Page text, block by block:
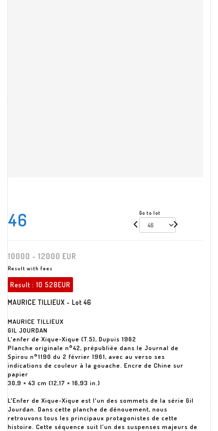
46 Go to lot
10000 - 12000 EUR
Result with fees
Result : 10 528EUR
MAURICE TILLIEUX - Lot 46
MAURICE TILLIEUX
GIL JOURDAN
L'enfer de Xique-Xique (T.5), Dupuis 1962
Planche originale n°42, prépubliée dans le Journal de
Spirou n°1190 du 2 février 1961, avec au verso ses
indications de couleur à la gouache. Encre de Chine sur
papier
30,9 × 43 cm (12,17 × 16,93 in.)
L'Enfer de Xique-Xique est l'un des sommets de la série Gil
Jourdan. Dans cette planche de dénouement, nous
retrouvons tous les principaux protagonistes de cette
histoire. Cette séquence suit l'un des suspenses majeurs de